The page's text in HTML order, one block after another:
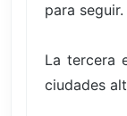
para seguir.
La tercera
ciudades